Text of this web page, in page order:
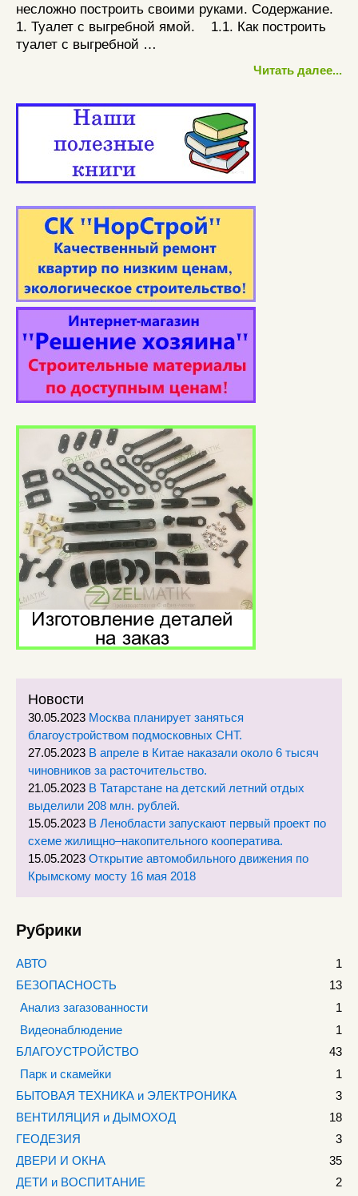
несложно построить своими руками. Содержание.
1. Туалет с выгребной ямой. 1.1. Как построить
туалет с выгребной …
Читать далее...
Новости
30.05.2023 Москва планирует заняться
благоустройством подмосковных СНТ.
27.05.2023 В апреле в Китае наказали около 6 тысяч
чиновников за расточительство.
21.05.2023 В Татарстане на детский летний отдых
выделили 208 млн. рублей.
15.05.2023 В Ленобласти запускают первый проект по
схеме жилищно–накопительного кооператива.
15.05.2023 Открытие автомобильного движения по
Крымскому мосту 16 мая 2018
Рубрики
АВТО
1
БЕЗОПАСНОСТЬ
13
Анализ загазованности
1
Видеонаблюдение
1
БЛАГОУСТРОЙСТВО
43
Парк и скамейки
1
БЫТОВАЯ ТЕХНИКА и ЭЛЕКТРОНИКА
3
ВЕНТИЛЯЦИЯ и ДЫМОХОД
18
ГЕОДЕЗИЯ
3
ДВЕРИ И ОКНА
35
ДЕТИ и ВОСПИТАНИЕ
2